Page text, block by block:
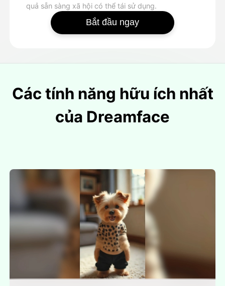
quả sẵn sàng xã hội có thể tái sử dụng.
Bắt đầu ngay
Các tính năng hữu ích nhất
của Dreamface